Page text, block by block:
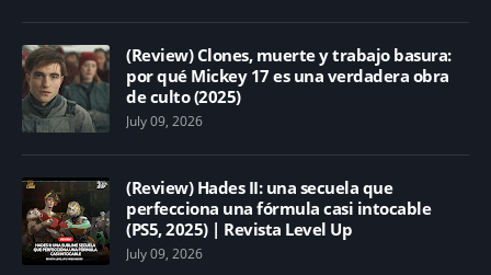
(Review) Clones, muerte y trabajo basura:
por qué Mickey 17 es una verdadera obra
de culto (2025)
July 09, 2026
(Review) Hades II: una secuela que
perfecciona una fórmula casi intocable
(PS5, 2025) | Revista Level Up
July 09, 2026